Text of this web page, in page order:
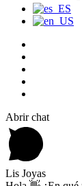
Abrir chat
Lis Joyas